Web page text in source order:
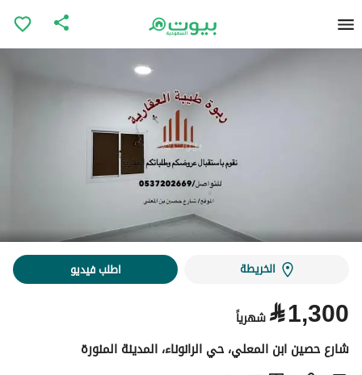
الخريطة اطلب فيديو
⃁1,300 شهرياً
شارع حصين ابن المعلي، حي الرانوناء، المدينة المنورة